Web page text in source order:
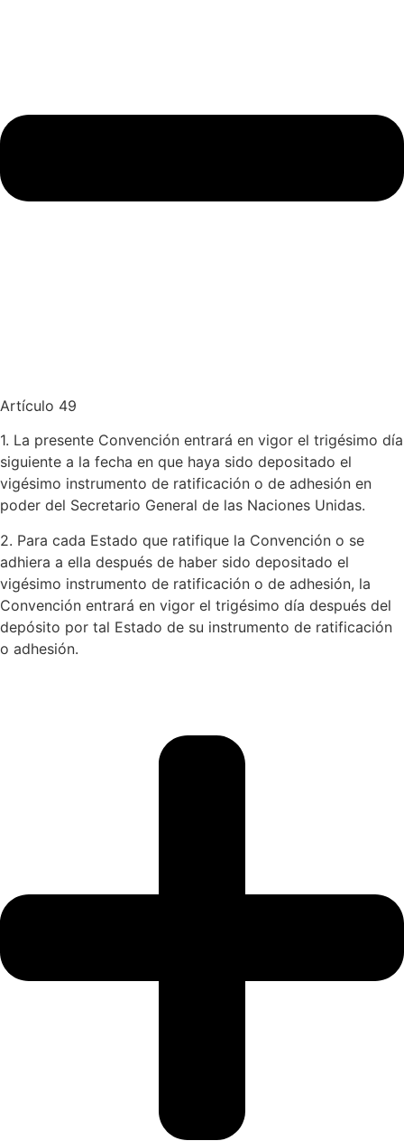
Artículo 49
1. La presente Convención entrará en vigor el trigésimo día
siguiente a la fecha en que haya sido depositado el
vigésimo instrumento de ratificación o de adhesión en
poder del Secretario General de las Naciones Unidas.
2. Para cada Estado que ratifique la Convención o se
adhiera a ella después de haber sido depositado el
vigésimo instrumento de ratificación o de adhesión, la
Convención entrará en vigor el trigésimo día después del
depósito por tal Estado de su instrumento de ratificación
o adhesión.